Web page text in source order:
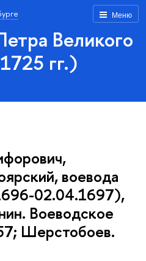
Меню
Великого
гг.)
воевода
02.04.1697),
Воеводское
Шерстобоев.